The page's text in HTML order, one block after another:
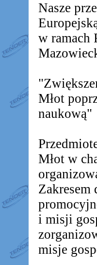
Nasze
w ramach
Młot
naukową"
Młot w
Zakresem
i misji
misje